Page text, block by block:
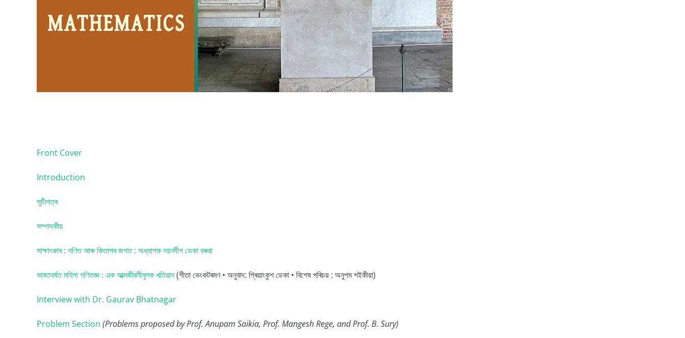
Front Cover
Introduction
সূচীপত্ৰ
সম্পাদকীয়
সাক্ষাৎকাৰ : গণিত আৰু কিতাপৰ জগত : অধ্যাপক নয়নদীপ ডেকা বৰুৱা
ভাৰতবৰ্ষত মহিলা গণিতজ্ঞ : এক আত্মজীৱনীমূলক খতিয়ান(গীতা ভেংকটৰমণ • অনুবাদ: প্ৰিয়াংকুশ ডেকা • বিশেষ পৰিচয় : অনুপম শইকীয়া)
Interview with Dr. Gaurav Bhatnagar
Problem Section (Problems proposed by Prof. Anupam Saikia, Prof. Mangesh Rege, and Prof. B. Sury)